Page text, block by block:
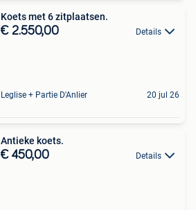
Koets met 6 zitplaatsen.
€ 2.550,00 Details
Leglise + Partie D'Anlier 20 jul 26
Antieke koets.
€ 450,00 Details